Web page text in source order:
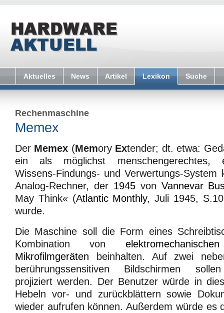
Aktuelles News Artikel Lexikon Suche
Rechenmaschine
Memex
Der Memex (Memory Extender; dt. etwa:
ein als möglichst menschengerechtes,
Wissens-Findungs- und Verwertungs-System
Analog-Rechner, der 1945von Vannevar
May Think« (Atlantic Monthly, Juli 1945,
wurde.
Die Maschine soll die Form eines
Kombination von elektromechanischen
Mikrofilmgeräten beinhalten. Auf zwei
berührungssensitiven Bildschirmen
projiziert werden. Der Benutzer würde in
Hebeln vor- und zurückblättern sowie
wieder aufrufen können. Außerdem würde es